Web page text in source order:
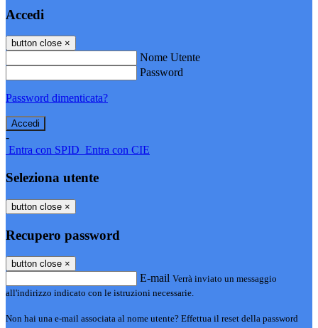
Accedi
button close ×
Nome Utente
Password
Password dimenticata?
-
Entra con SPID Entra con CIE
Seleziona utente
button close ×
Recupero password
button close ×
E-mail Verrà inviato un messaggio
all'indirizzo indicato con le istruzioni necessarie.
Non hai una e-mail associata al nome utente? Effettua il reset della password